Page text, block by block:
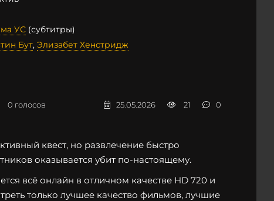
УС (субтитры)
Бут, Элизабет Хенстридж
0 голосов 25.05.2026 21 0
квест, но развлечение быстро
оказывается убит по-настоящему.
всё онлайн в отличном качестве HD 720 и
только лучшее качество фильмов, лучшие